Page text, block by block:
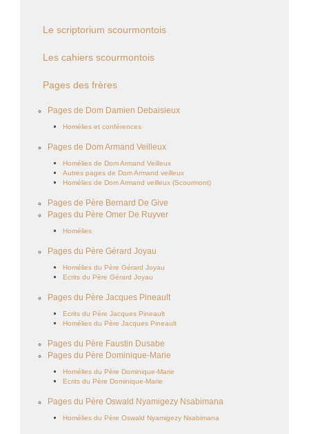
Le scriptorium scourmontois
Les cahiers scourmontois
Pages des frères
Pages de Dom Damien Debaisieux
Homélies et conférences
Pages de Dom Armand Veilleux
Homélies de Dom Armand Veilleux
Autres pages de Dom Armand veilleux
Homélies de Dom Armand veilleux (Scourmont)
Pages de Père Bernard De Give
Pages du Père Omer De Ruyver
Homélies
Pages du Père Gérard Joyau
Homélies du Père Gérard Joyau
Ecrits du Père Gérard Joyau
Pages du Père Jacques Pineault
Ecrits du Père Jacques Pineault
Homélies du Père Jacques Pineault
Pages du Père Faustin Dusabe
Pages du Père Dominique-Marie
Homélies du Père Dominique-Marie
Ecrits du Père Dominique-Marie
Pages du Père Oswald Nyamigezy Nsabimana
Homélies du Père Oswald Nyamigezy Nsabimana